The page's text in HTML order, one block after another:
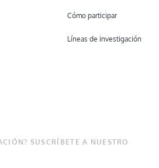
Cómo participar
Líneas de investigación
SUSCRÍBETE A NUESTRO